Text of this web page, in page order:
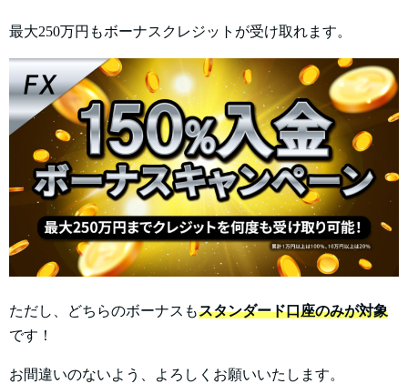
最大250万円もボーナスクレジットが受け取れます。
ただし、どちらのボーナスもスタンダード口座のみが対象
です！
お間違いのないよう、よろしくお願いいたします。​